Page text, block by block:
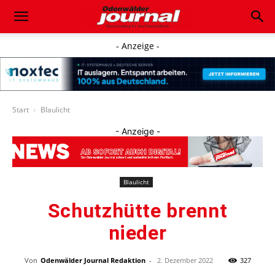
- Anzeige -
Start Blaulicht
- Anzeige -
Blaulicht
Schutzhütte brennt
nieder
Von Odenwälder Journal Redaktion - 2. Dezember 2022 327